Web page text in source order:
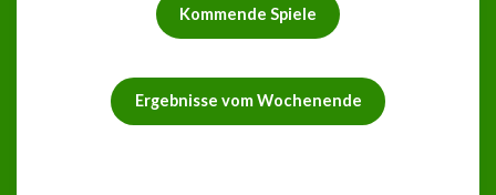
Kommende Spiele
Ergebnisse vom Wochenende